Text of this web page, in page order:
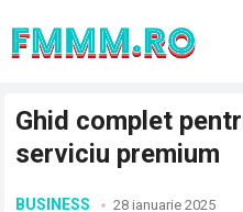
Ghid complet
serviciu premium
BUSINESS 28 ianuarie 2025